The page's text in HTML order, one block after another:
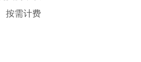
按需计费